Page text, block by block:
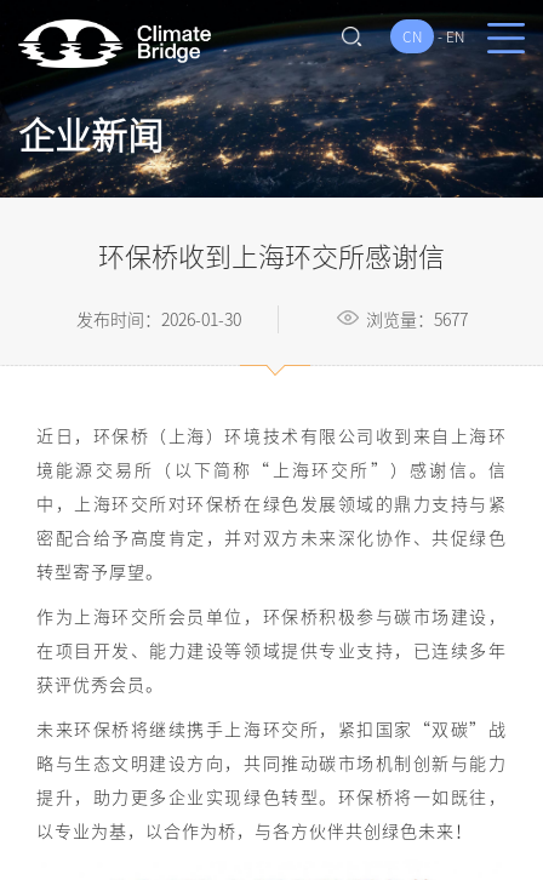
CN -EN
企业新闻
环保桥收到上海环交所感谢信
发布时间：2026-01-30 浏览量：5677
近日，环保桥（上海）环境技术有限公司收到来自上海环
境能源交易所（以下简称“上海环交所”）感谢信。信
中，上海环交所对环保桥在绿色发展领域的鼎力支持与紧
密配合给予高度肯定，并对双方未来深化协作、共促绿色
转型寄予厚望。
作为上海环交所会员单位，环保桥积极参与碳市场建设，
在项目开发、能力建设等领域提供专业支持，已连续多年
获评优秀会员。
未来环保桥将继续携手上海环交所，紧扣国家“双碳”战
略与生态文明建设方向，共同推动碳市场机制创新与能力
提升，助力更多企业实现绿色转型。环保桥将一如既往，
以专业为基，以合作为桥，与各方伙伴共创绿色未来！